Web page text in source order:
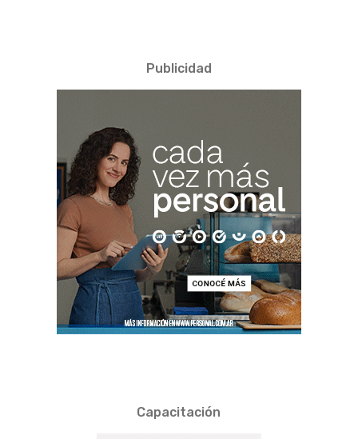
Publicidad
Capacitación